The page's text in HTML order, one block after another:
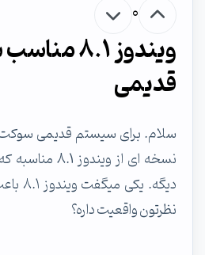
0
ویندوز ۸.۱
قدیمی
نسخه ای از
دیگه.
نظرتون واقعیت داره؟